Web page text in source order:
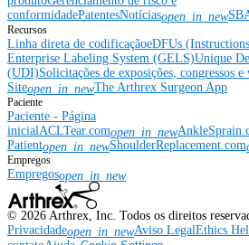
conformidadePatentesNotíciasopen_in_new
Recursos
Linha direta de codificaçãoeDFUs
Enterprise Labeling System (GELS)Unique
(UDI)Solicitações de exposições, congressos e
Siteopen_in_newThe Arthrex Surgeon App
Paciente
Paciente - Página
inicialACLTear.comopen_in_new
Patientopen_in_newShoulderReplacement.com
Empregos
Empregosopen_in_new
© 2026 Arthrex, Inc. Todos os direitos
Privacidadeopen_in_newAviso LegalEthics